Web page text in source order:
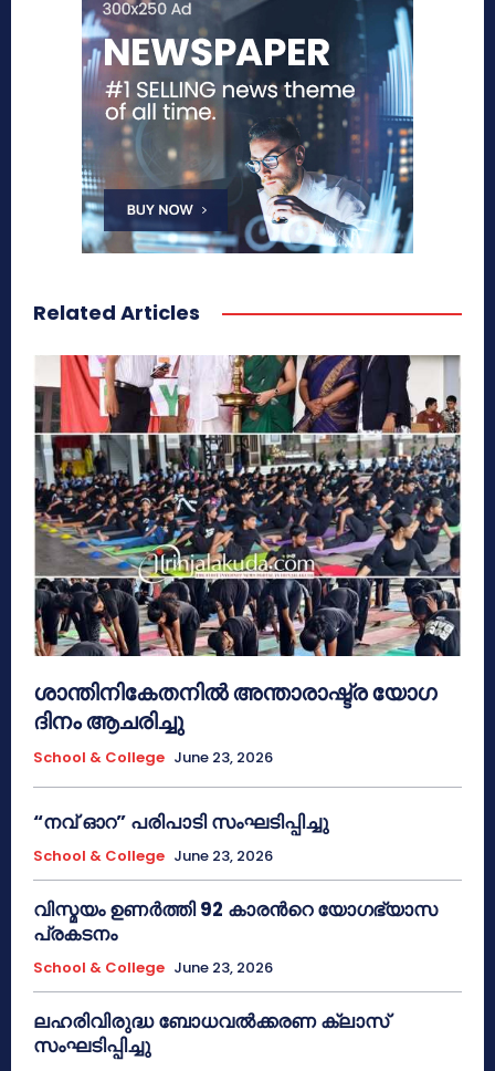
Related Articles
ശാന്തിനികേതനിൽ അന്താരാഷ്ട്ര യോഗ
ദിനം ആചരിച്ചു
School & College June 23, 2026
“നവ് ഓറ” പരിപാടി സംഘടിപ്പിച്ചു
School & College June 23, 2026
വിസ്മയം ഉണർത്തി 92 കാരൻറെ യോഗഭ്യാസ
പ്രകടനം
School & College June 23, 2026
ലഹരിവിരുദ്ധ ബോധവൽക്കരണ ക്ലാസ്
സംഘടിപ്പിച്ചു